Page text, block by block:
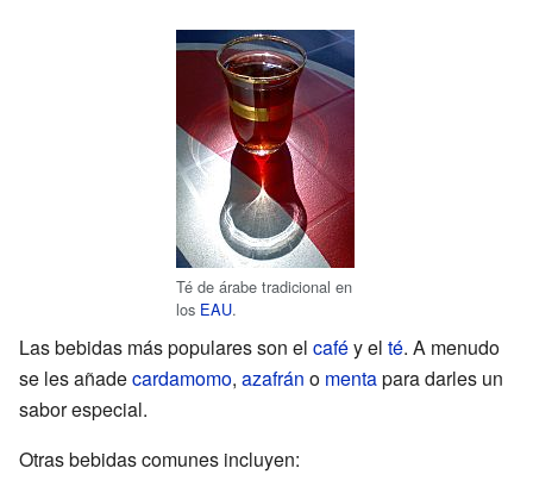
Té de árabe tradicional en
los EAU.
Las bebidas más populares son el caféy el té. A menudo
se les añadecardamomo, azafrán o mentapara darles un
sabor especial.
Otras bebidas comunes incluyen: